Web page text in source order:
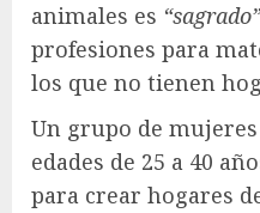
animales es “sagrado”
profesiones para
los que no tienen
Un grupo de
edades de 25 a 40
para crear hogares